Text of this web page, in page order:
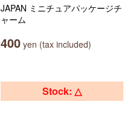
JAPAN ミニチュアパッケージチ
ャーム
400 yen (tax included)
Stock: △